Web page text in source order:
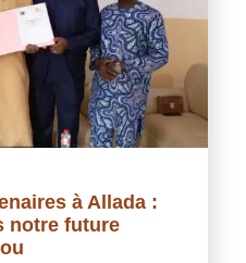
à Allada :
notre future